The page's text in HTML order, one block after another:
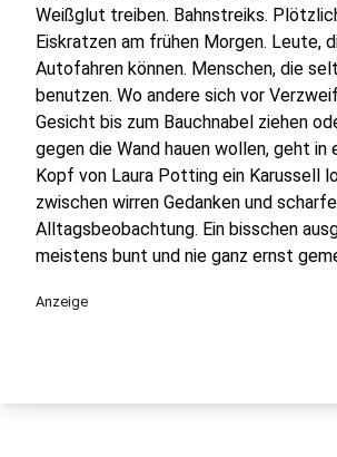
Weißglut treiben. Bahnstreiks.
Eiskratzen am frühen Morgen. Leute,
Autofahren können. Menschen, die
benutzen. Wo andere sich vor
Gesicht bis zum Bauchnabel ziehen
gegen die Wand hauen wollen, geht in
Kopf von Laura Potting ein Karussell
zwischen wirren Gedanken und
Alltagsbeobachtung. Ein bisschen
meistens bunt und nie ganz ernst
Anzeige